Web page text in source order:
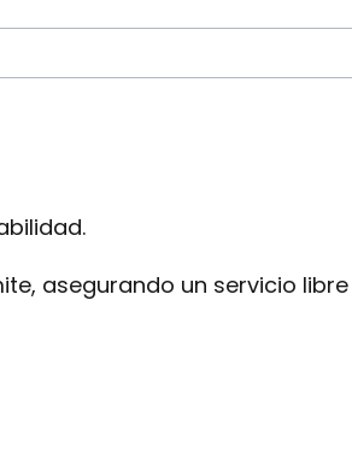
asegurando un servicio